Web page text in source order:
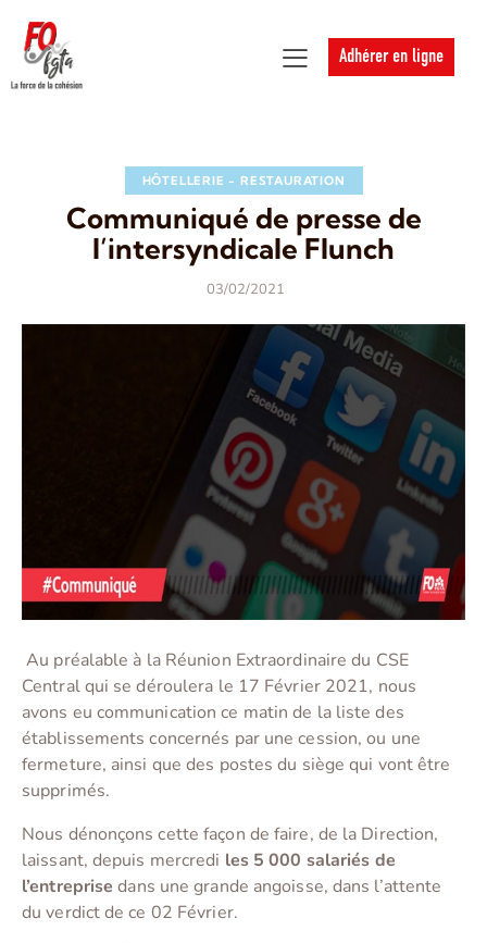
Adhérer en ligne
HÔTELLERIE - RESTAURATION
Communiqué de presse de
l’intersyndicale Flunch
03/02/2021
Au préalable à la Réunion Extraordinaire du CSE
Central qui se déroulera le 17 Février 2021, nous
avons eu communication ce matin de la liste des
établissements concernés par une cession, ou une
fermeture, ainsi que des postes du siège qui vont être
supprimés.
Nous dénonçons cette façon de faire, de la Direction,
laissant, depuis mercredi les 5 000 salariés de
l’entreprisedans une grande angoisse, dans l’attente
du verdict de ce 02 Février.